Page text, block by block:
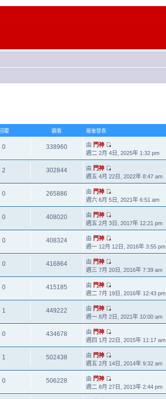
回覆 觀看 最後發表
0 338960 由 門神
週二 2月 4日, 2025年 1:32 pm
2 302844 由 門神
週五 4月 22日, 2022年 8:47 am
0 265886 由 門神
週六 6月 5日, 2021年 6:51 am
0 408020 由 門神
週五 2月 3日, 2017年 12:21 pm
0 408324 由 門神
週一 12月 12日, 2016年 3:55 pm
0 416864 由 門神
週三 7月 20日, 2016年 7:39 am
0 415185 由 門神
週二 7月 19日, 2016年 12:43 pm
1 449222 由 門神
週一 8月 2日, 2021年 10:00 am
0 434678 由 門神
週四 1月 22日, 2015年 11:17 am
1 502438 由 門神
週五 2月 14日, 2014年 9:32 am
0 506228 由 門神
週二 8月 27日, 2013年 2:44 pm